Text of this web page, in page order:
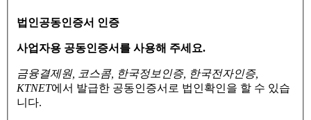
법인공동인증서 인증
사업자용 공동인증서를 사용해 주세요.
금융결제원, 코스콤, 한국정보인증, 한국전자인증,
KTNET에서 발급한 공동인증서로 법인확인을 할 수 있습
니다.